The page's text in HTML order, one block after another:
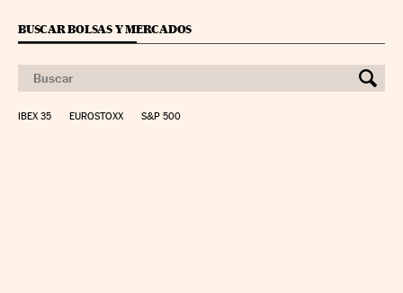
BUSCAR BOLSAS Y MERCADOS
IBEX 35 EUROSTOXX S&P 500